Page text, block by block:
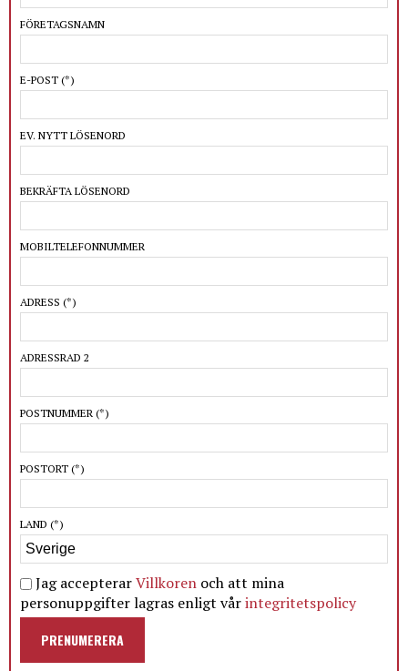
FÖRETAGSNAMN
E-POST (*)
EV. NYTT LÖSENORD
BEKRÄFTA LÖSENORD
MOBILTELEFONNUMMER
ADRESS (*)
ADRESSRAD 2
POSTNUMMER (*)
POSTORT (*)
LAND (*)
Jag accepterarVillkoren och att mina
personuppgifter lagras enligt vårintegritetspolicy
PRENUMERERA